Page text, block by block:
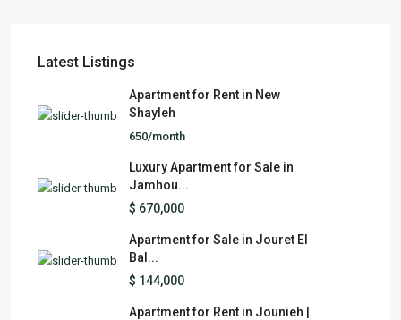
Latest Listings
Apartment for Rent in New
Shayleh
650/month
Luxury Apartment for Sale in
Jamhou...
$ 670,000
Apartment for Sale in Jouret El
Bal...
$ 144,000
Apartment for Rent in Jounieh |